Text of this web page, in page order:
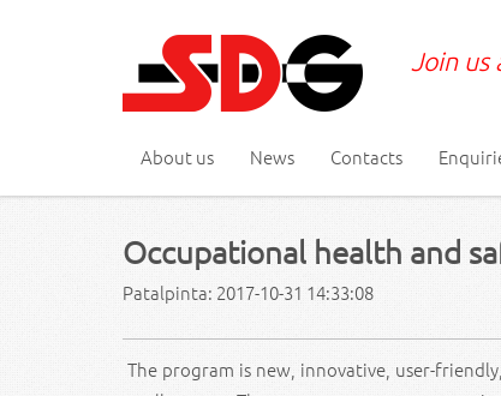
Join us
About us News Contacts
Occupational health and
Patalpinta: 2017-10-31 14:33:08
The program is new, innovative, user-